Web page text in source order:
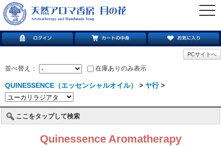
PCサイトへ
並べ替え： 在庫ありのみ表示
QUINESSENCE（エッセンシャルオイル） > ヤ行>
ここをタップして検索
Quinessence Aromatherapy